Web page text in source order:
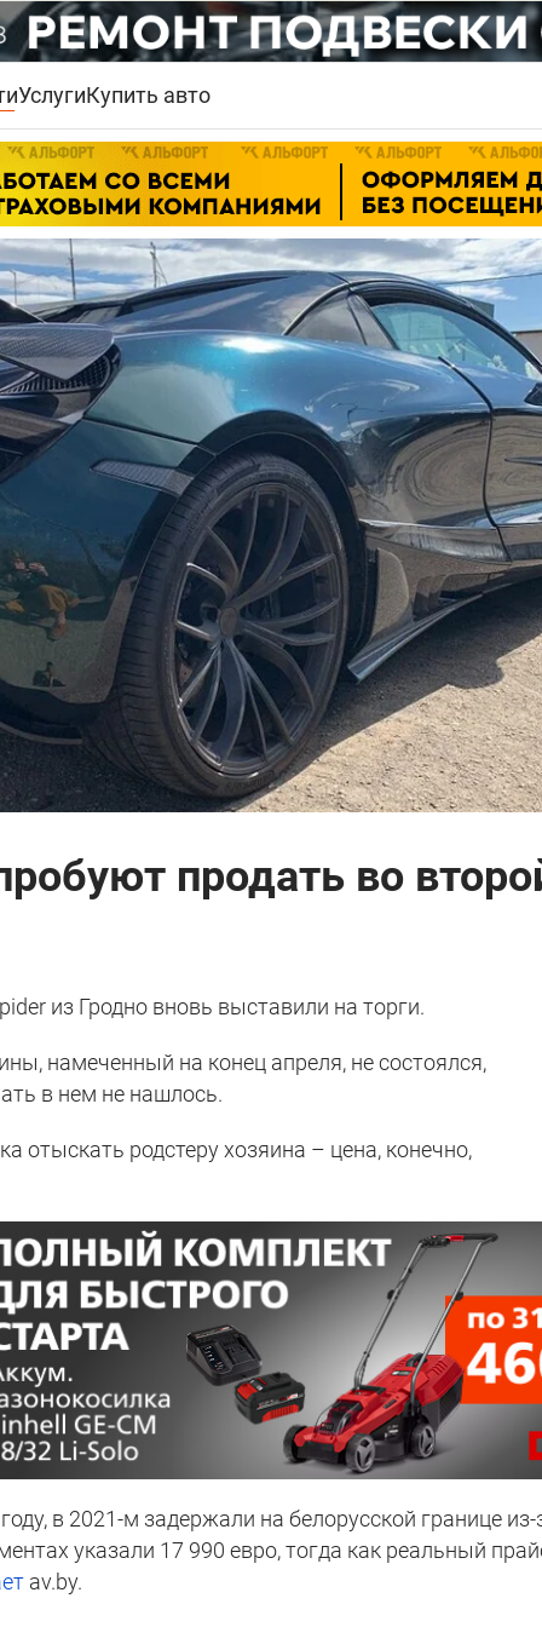
УслугиКупить авто
продать во
из Гродно вновь выставили на торги.
намеченный на конец апреля, не состоялся,
в нем не нашлось.
отыскать родстеру хозяина – цена, конечно,
в 2021-м задержали на белорусской границе из-
указали 17 990 евро, тогда как реальный
av.by.